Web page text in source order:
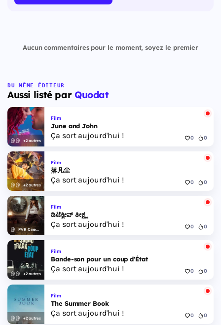
Aucun commentaires pour le moment, soyez le premier
DU MÊME ÉDITEUR
Aussi listé par Quodat
+2 autres
Film
June and John
Ça sort aujourd'hui ! 0 0
+2 autres
Film
落凡尘
Ça sort aujourd'hui ! 0 0
PVR Cinemas
Film
ಡಿಟೆಕ್ವೀವ್ ತೀಕ್ಷ್ಣ
Ça sort aujourd'hui ! 0 0
+2 autres
Film
Bande-son pour un coup d'État
Ça sort aujourd'hui ! 0 0
+2 autres
Film
The Summer Book
Ça sort aujourd'hui ! 0 0